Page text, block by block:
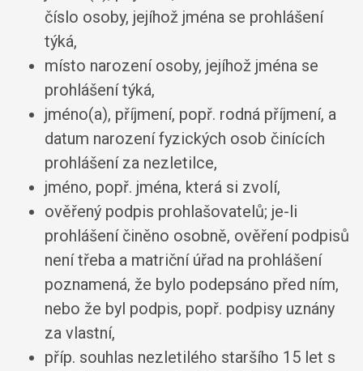
číslo osoby, jejíhož jména se prohlášení
týká,
místo narození osoby, jejíhož jména se
prohlášení týká,
jméno(a), příjmení, popř. rodná příjmení, a
datum narození fyzických osob činících
prohlášení za nezletilce,
jméno, popř. jména, která si zvolí,
ověřený podpis prohlašovatelů; je-li
prohlášení činěno osobně, ověření podpisů
není třeba a matriční úřad na prohlášení
poznamená, že bylo podepsáno před ním,
nebo že byl podpis, popř. podpisy uznány
za vlastní,
příp. souhlas nezletilého staršího 15 let s